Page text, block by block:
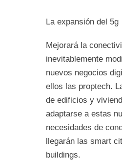
La expansión del 5g
Mejorará la
inevitablemente
nuevos negocios
ellos las proptech.
de edificios y
adaptarse a estas
necesidades de
llegarán las smart
buildings.